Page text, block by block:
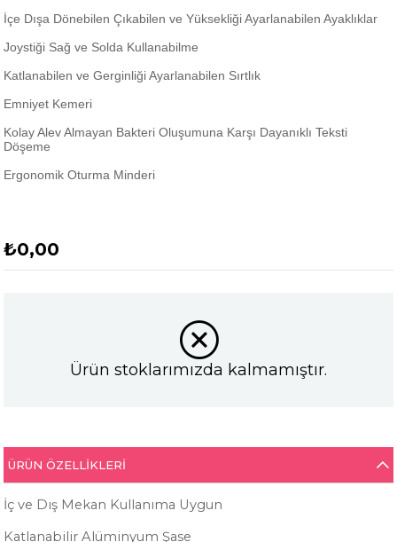
İçe Dışa Dönebilen Çıkabilen ve Yüksekliği Ayarlanabilen Ayaklıklar
Joystiği Sağ ve Solda Kullanabilme
Katlanabilen ve Gerginliği Ayarlanabilen Sırtlık
Emniyet Kemeri
Kolay Alev Almayan Bakteri Oluşumuna Karşı Dayanıklı Teksti
Döşeme
Ergonomik Oturma Minderi
₺0,00
Ürün stoklarımızda kalmamıştır.
ÜRÜN ÖZELLIKLERI
İç ve Dış Mekan Kullanıma Uygun
Katlanabilir Alüminyum Şase